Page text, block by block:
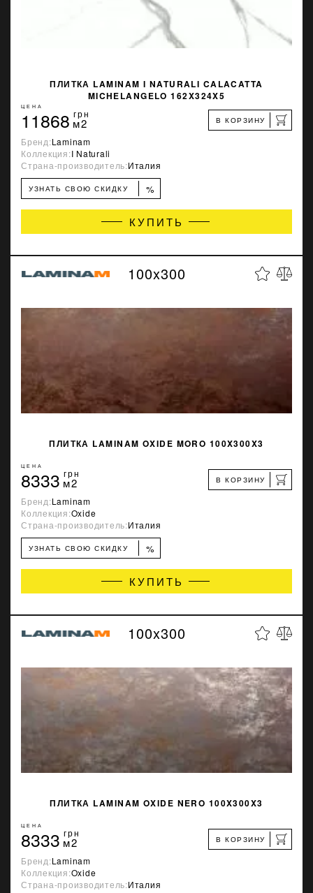
ПЛИТКА LAMINAM I NATURALI CALACATTA
MICHELANGELO 162X324X5
ЦЕНА
11868 грн
м2 В КОРЗИНУ
Бренд:Laminam
Коллекция:I Naturali
Страна-производитель:Италия
УЗНАТЬ СВОЮ СКИДКУ %
КУПИТЬ
100x300
ПЛИТКА LAMINAM OXIDE MORO 100X300X3
ЦЕНА
8333 грн
м2 В КОРЗИНУ
Бренд:Laminam
Коллекция:Oxide
Страна-производитель:Италия
УЗНАТЬ СВОЮ СКИДКУ %
КУПИТЬ
100x300
ПЛИТКА LAMINAM OXIDE NERO 100X300X3
ЦЕНА
8333 грн
м2 В КОРЗИНУ
Бренд:Laminam
Коллекция:Oxide
Страна-производитель:Италия